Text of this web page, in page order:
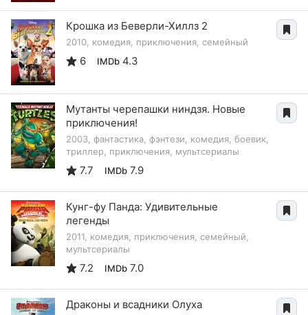
Крошка из Беверли-Хиллз 2
2010, комедия, приключения, семейный
6 IMDb 4.3
Мутанты черепашки ниндзя. Новые
приключения!
2003, фантастика, фэнтези, комедия, боевик,
триллер, приключения, мультсериалы
7.7 IMDb 7.9
Кунг-фу Панда: Удивительные
легенды
2011, комедия, приключения, семейный,
мультсериалы
7.2 IMDb 7.0
Драконы и всадники Олуха